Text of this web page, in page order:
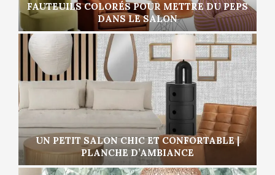
FAUTEUILS COLORÉS POUR METTRE DU PEPS
DANS LE SALON
UN PETIT SALON CHIC ET CONFORTABLE |
PLANCHE D’AMBIANCE